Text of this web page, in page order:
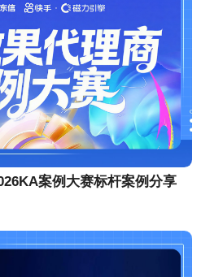
案例大赛标杆案例分享